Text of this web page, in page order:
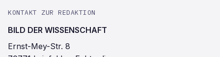
KONTAKT ZUR REDAKTION
BILD DER WISSENSCHAFT
Ernst-Mey-Str. 8